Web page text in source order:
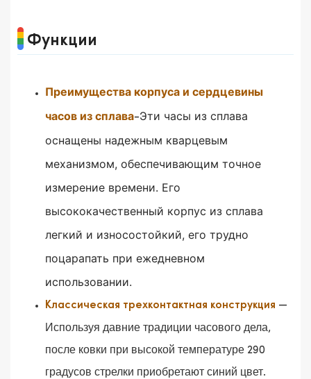
Функции
Преимущества корпуса и сердцевины
часов из сплава-Эти часы из сплава
оснащены надежным кварцевым
механизмом, обеспечивающим точное
измерение времени. Его
высококачественный корпус из сплава
легкий и износостойкий, его трудно
поцарапать при ежедневном
использовании.
Классическая трехконтактная конструкция —
Используя давние традиции часового дела,
после ковки при высокой температуре 290
градусов стрелки приобретают синий цвет.